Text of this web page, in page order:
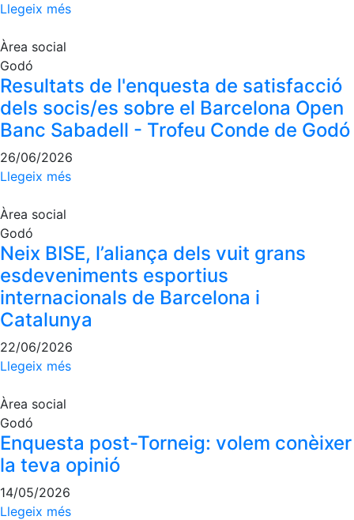
Pàdel
Escola de Pàdel
Quadres de joc
Quadre d'Honor
Normativa
Altres esports
Àrea social
Activitats Socials
Sortides culturals
Conferències i Inspirational Talks
Calendari d'Activitats Socials
Penyes del Club
Wellness Center
Servei de fisiosalut
Entrenaments personals
Restaurants
Llegeix més
Àrea social
Godó
Resultats de l'enquesta de satisfacció
dels socis/es sobre el Barcelona Open
Banc Sabadell - Trofeu Conde de Godó
26/06/2026
Llegeix més
Àrea social
Godó
Neix BISE, l’aliança dels vuit grans
esdeveniments esportius
internacionals de Barcelona i
Catalunya
22/06/2026
Llegeix més
Àrea social
Godó
Enquesta post-Torneig: volem conèixer
la teva opinió
14/05/2026
Llegeix més